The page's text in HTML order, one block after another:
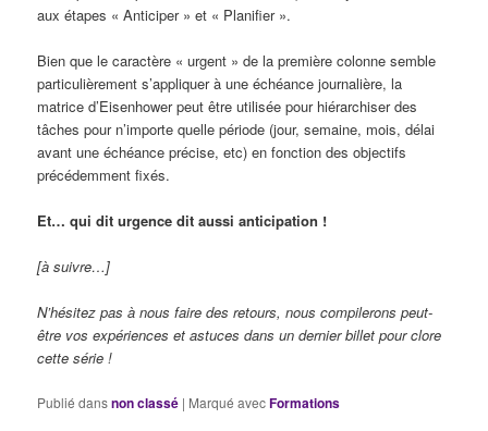
aux étapes « Anticiper » et « Planifier ».
Bien que le caractère « urgent » de la première colonne semble
particulièrement s’appliquer à une échéance journalière, la
matrice d’Eisenhower peut être utilisée pour hiérarchiser des
tâches pour n’importe quelle période (jour, semaine, mois, délai
avant une échéance précise, etc) en fonction des objectifs
précédemment fixés.
Et… qui dit urgence dit aussi anticipation !
[à suivre…]
N’hésitez pas à nous faire des retours, nous compilerons peut-
être vos expériences et astuces dans un dernier billet pour clore
cette série !
Publié dansnon classé | Marqué avecFormations